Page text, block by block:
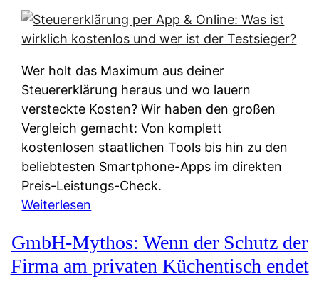
u
s
u
n
f
t
e
i
e
W
e
r
s
y
t
e
m
M
I
R
:
W
e
u
Wer holt das Maximum aus deiner
Steuererklärung heraus und wo lauern
versteckte Kosten? Wir haben den großen
Vergleich gemacht: Von komplett
kostenlosen staatlichen Tools bis hin zu den
beliebtesten Smartphone-Apps im direkten
Preis-Leistungs-Check.
Weiterlesen
t
e
u
GmbH-Mythos: Wenn der Schutz der
Firma am privaten Küchentisch endet